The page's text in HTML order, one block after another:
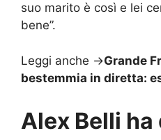
suo marito è così e lei
bene”.
Leggi anche ->Grande
bestemmia in diretta:
Alex Belli ha